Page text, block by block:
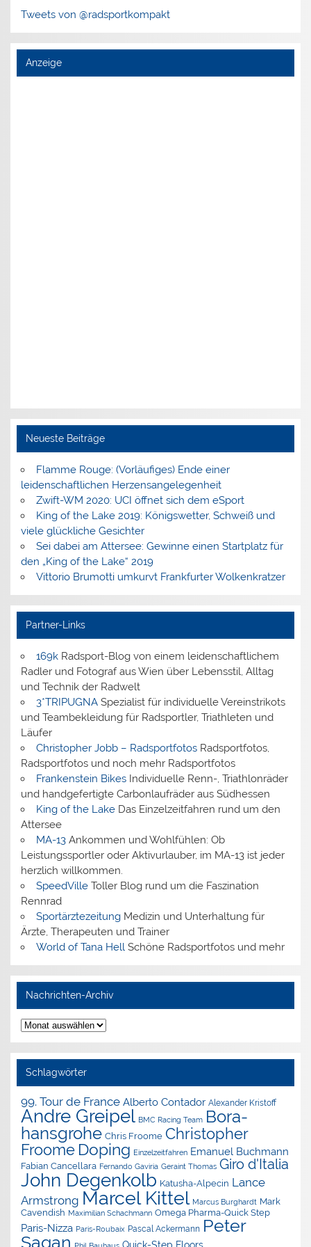
Tweets von @radsportkompakt
Anzeige
Neueste Beiträge
Flamme Rouge: (Vorläufiges) Ende einer
leidenschaftlichen Herzensangelegenheit
Zwift-WM 2020: UCI öffnet sich dem eSport
King of the Lake 2019: Königswetter, Schweiß und
viele glückliche Gesichter
Sei dabei am Attersee: Gewinne einen Startplatz für
den „King of the Lake“ 2019
Vittorio Brumotti umkurvt Frankfurter Wolkenkratzer
Partner-Links
169kRadsport-Blog von einem leidenschaftlichem
Radler und Fotograf aus Wien über Lebensstil, Alltag
und Technik der Radwelt
3*TRIPUGNASpezialist für individuelle Vereinstrikots
und Teambekleidung für Radsportler, Triathleten und
Läufer
Christopher Jobb – RadsportfotosRadsportfotos,
Radsportfotos und noch mehr Radsportfotos
Frankenstein BikesIndividuelle Renn-, Triathlonräder
und handgefertigte Carbonlaufräder aus Südhessen
King of the LakeDas Einzelzeitfahren rund um den
Attersee
MA-13Ankommen und Wohlfühlen: Ob
Leistungssportler oder Aktivurlauber, im MA-13 ist jeder
herzlich willkommen.
SpeedVilleToller Blog rund um die Faszination
Rennrad
SportärztezeitungMedizin und Unterhaltung für
Ärzte, Therapeuten und Trainer
World of Tana HellSchöne Radsportfotos und mehr
Nachrichten-Archiv
Nachrichten-
Archiv
Schlagwörter
99. Tour de France Alberto Contador Alexander Kristoff
Andre Greipel BMC Racing Team Bora-
hansgrohe Chris Froome Christopher
Froome Doping Einzelzeitfahren Emanuel Buchmann
Fabian Cancellara Fernando Gaviria Geraint Thomas Giro d'Italia
John Degenkolb Katusha-Alpecin Lance
Armstrong Marcel Kittel Marcus Burghardt Mark
Cavendish Maximilian Schachmann Omega Pharma-Quick Step
Paris-Nizza Paris-Roubaix Pascal Ackermann Peter
Sagan